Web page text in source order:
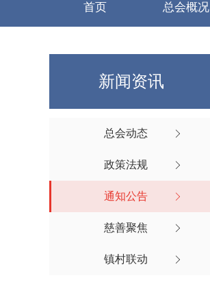
首页 总会概况
新闻资讯
总会动态 
政策法规 
通知公告 
慈善聚焦 
镇村联动 